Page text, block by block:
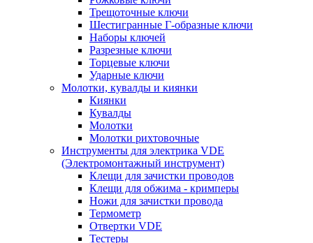
Трещоточные ключи
Шестигранные Г-образные ключи
Наборы ключей
Разрезные ключи
Торцевые ключи
Ударные ключи
Молотки, кувалды и киянки
Киянки
Кувалды
Молотки
Молотки рихтовочные
Инструменты для электрика VDE
(Электромонтажный инструмент)
Клещи для зачистки проводов
Клещи для обжима - кримперы
Ножи для зачистки провода
Термометр
Отвертки VDE
Тестеры